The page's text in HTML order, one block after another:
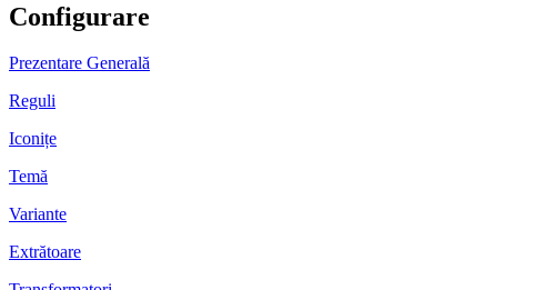
Configurare
Prezentare Generală
Reguli
Iconițe
Temă
Variante
Extrătoare